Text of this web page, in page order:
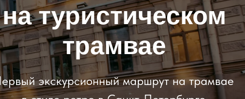
на туристическом
трамвае
экскурсионный маршрут на трамвае